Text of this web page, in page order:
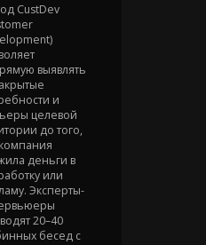
CustDev
выявлять
и
целевой
до того,
деньги в
или
Эксперты-
20–40
бесед с